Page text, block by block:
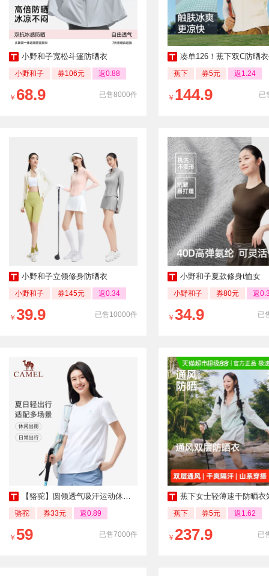
小野和子宽松斗篷防晒衣
小野和子 券106元 返0.88
已售8000件
￥ 68.9
凑单126！蕉下双C防晒
蕉下 券5元 返1.24
已
￥ 144.9
小野和子立领修身防晒衣
小野和子 券145元 返0.34
已售10000件
￥ 39.9
小野和子夏款修身t恤女
小野和子 券80元 返
已
￥ 34.9
【骆驼】圆领透气吸汗运动休闲短袖
骆驼 券33元 返0.89
已售7000件
￥ 59
蕉下女士轻薄速干防晒衣短款
蕉下 券5元 返1.62
已
￥ 237.9